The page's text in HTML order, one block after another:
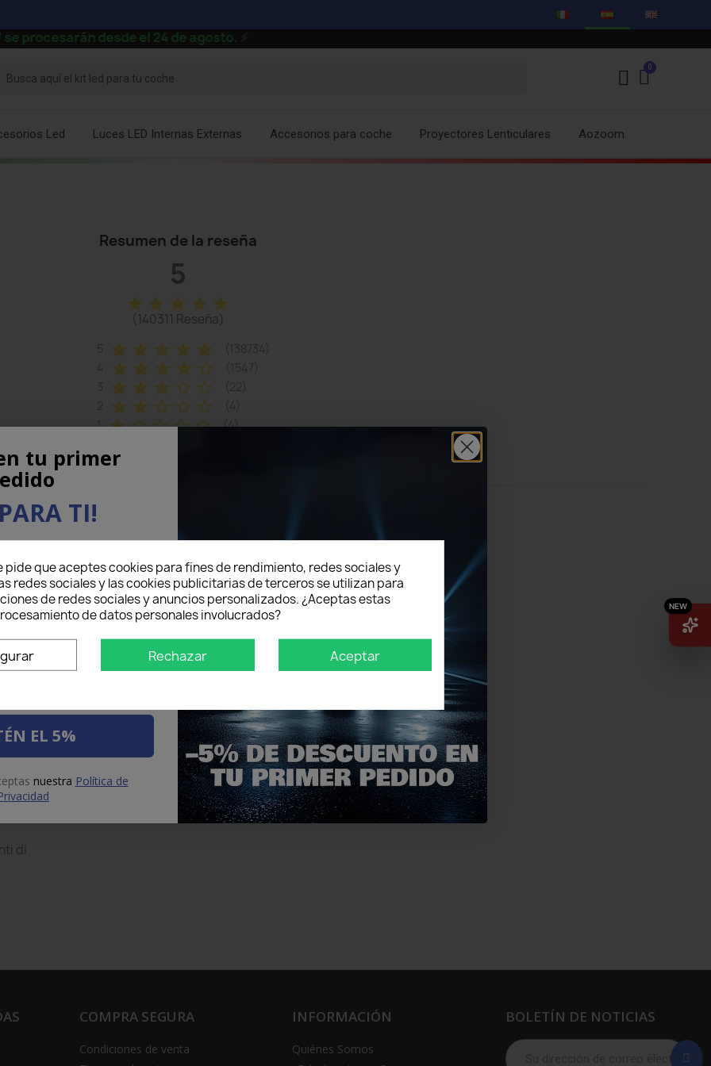
procesarán desde el 24 de agosto.⚡
Led Luces LED Internas Externas Accesorios para coche Proyectores Lenticulares Aozoom
Resumen de la reseña
5
star star star star star
(140311 Reseña)
star star star star star
star star star star star_border
star star star star_border star_border
star star star_border star_border star_border
1 starstar_borderstar_borderstar_borderstar_border (4)
... Last
di
COMPRA SEGURA
Condiciones de venta
INFORMACIÓN
Quiénes Somos
BOLETÍN DE NOTICIAS
pide que aceptes cookies para fines de rendimiento, redes sociales y
redes sociales y las cookies publicitarias de terceros se utilizan para
de redes sociales y anuncios personalizados. ¿Aceptas estas
de datos personales involucrados?
Rechazar Aceptar
tu primer
TI!
electrónico aquí abajo
DE DESCUENTOen tu
pedido.
EL 5%
nuestra Política de